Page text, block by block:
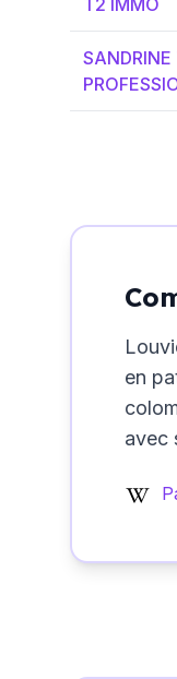
T2 IMMO
SANDRINE
en
avec